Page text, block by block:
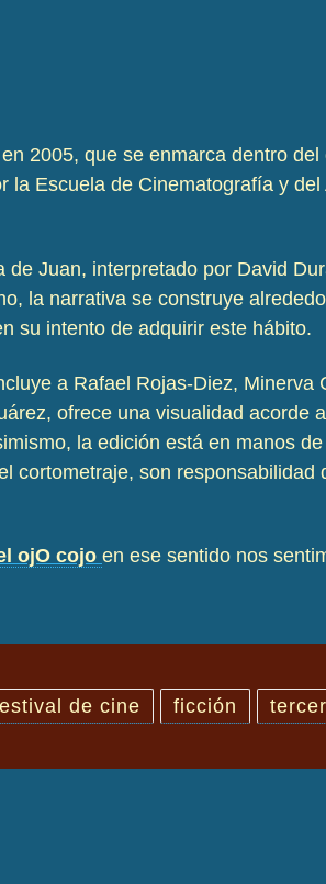
2005, que se enmarca dentro
Escuela de Cinematografía y
Juan, interpretado por David
la narrativa se construye
su intento de adquirir este hábito.
a Rafael Rojas-Diez, Minerva
ofrece una visualidad acorde
la edición está en manos
cortometraje, son
ojO cojo en ese sentido nos
de cine ficción